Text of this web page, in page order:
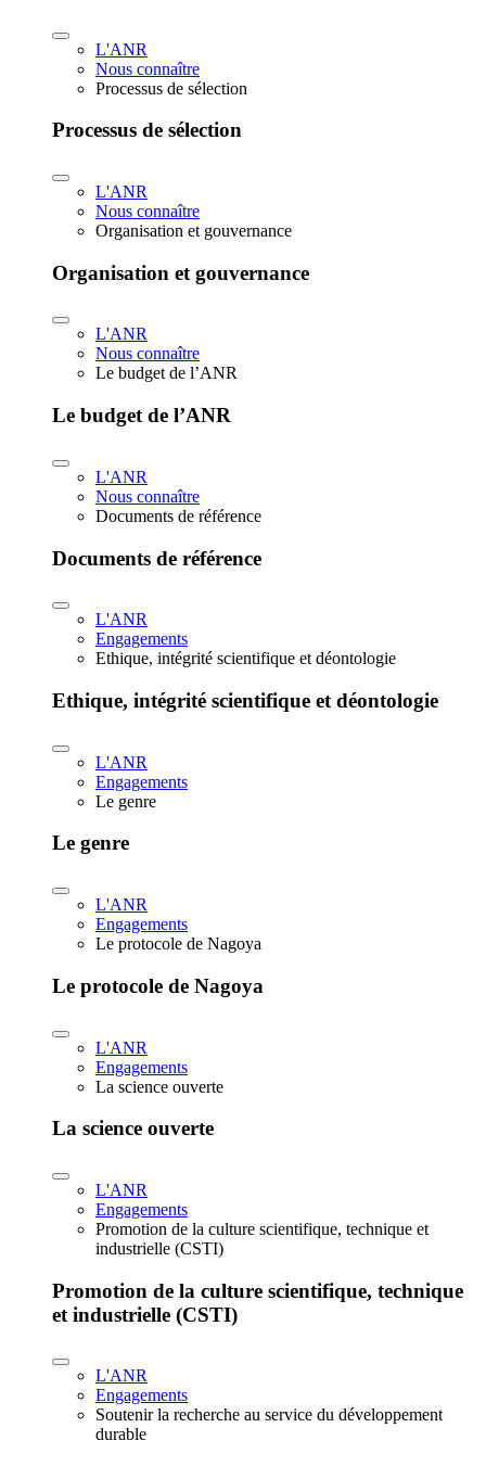
L'ANR
Nous connaître
Processus de sélection
Processus de sélection
L'ANR
Nous connaître
Organisation et gouvernance
Organisation et gouvernance
L'ANR
Nous connaître
Le budget de l’ANR
Le budget de l’ANR
L'ANR
Nous connaître
Documents de référence
Documents de référence
L'ANR
Engagements
Ethique, intégrité scientifique et déontologie
Ethique, intégrité scientifique et déontologie
L'ANR
Engagements
Le genre
Le genre
L'ANR
Engagements
Le protocole de Nagoya
Le protocole de Nagoya
L'ANR
Engagements
La science ouverte
La science ouverte
L'ANR
Engagements
Promotion de la culture scientifique, technique et
industrielle (CSTI)
Promotion de la culture scientifique, technique
et industrielle (CSTI)
L'ANR
Engagements
Soutenir la recherche au service du développement
durable